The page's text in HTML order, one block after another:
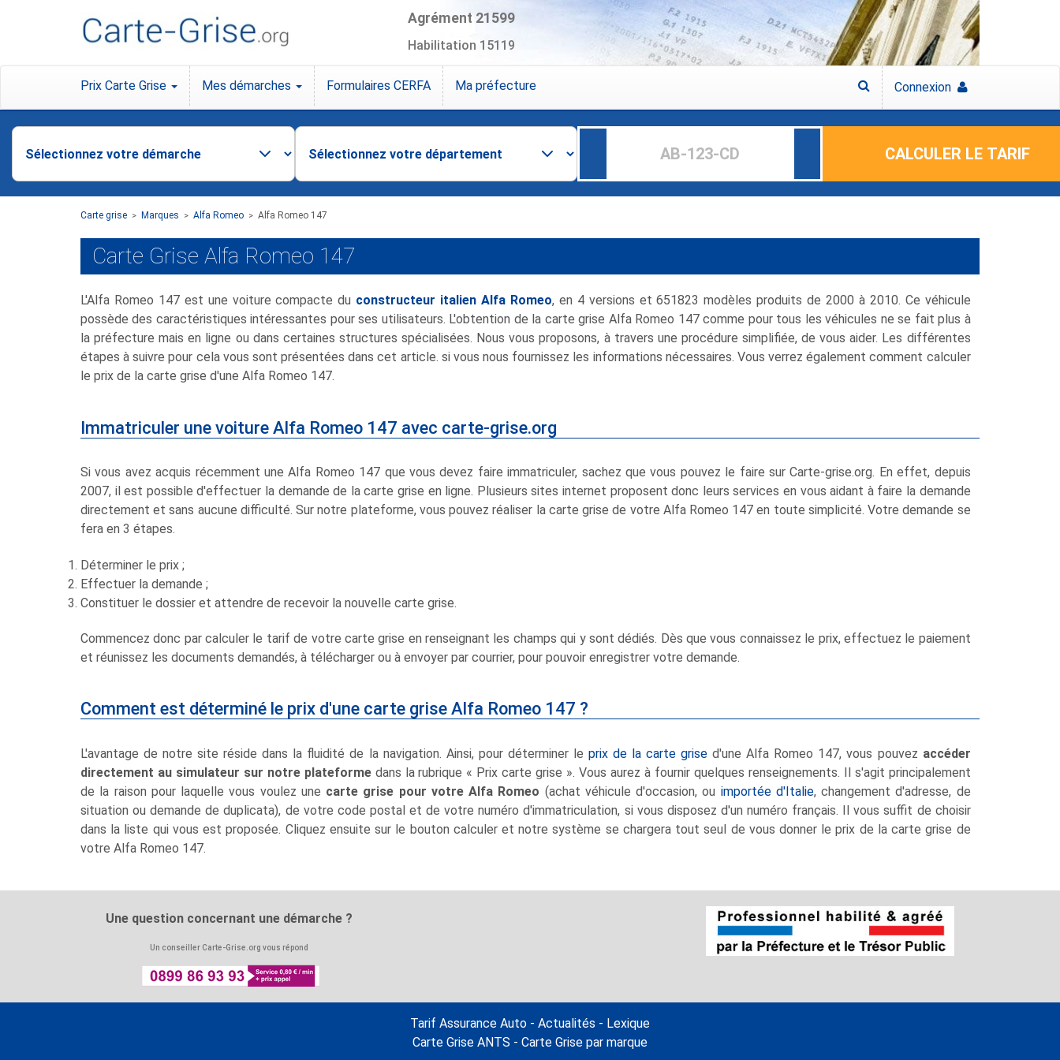
Agrément 21599
Habilitation 15119
Prix Carte Grise Mes démarches Formulaires CERFA Ma préfecture Connexion
CALCULER LE TARIF
Carte grise > Marques > Alfa Romeo > Alfa Romeo 147
Carte Grise Alfa Romeo 147
L'Alfa Romeo 147 est une voiture compacte du constructeur italien Alfa Romeo, en 4 versions et 651823 modèles produits de 2000 à 2010. Ce véhicule
possède des caractéristiques intéressantes pour ses utilisateurs. L'obtention de la carte grise Alfa Romeo 147 comme pour tous les véhicules ne se fait plus à
la préfecture mais en ligne ou dans certaines structures spécialisées. Nous vous proposons, à travers une procédure simplifiée, de vous aider. Les différentes
étapes à suivre pour cela vous sont présentées dans cet article. si vous nous fournissez les informations nécessaires. Vous verrez également comment calculer
le prix de la carte grise d'une Alfa Romeo 147.
Immatriculer une voiture Alfa Romeo 147 avec carte-grise.org
Si vous avez acquis récemment une Alfa Romeo 147 que vous devez faire immatriculer, sachez que vous pouvez le faire sur Carte-grise.org. En effet, depuis
2007, il est possible d'effectuer la demande de la carte grise en ligne. Plusieurs sites internet proposent donc leurs services en vous aidant à faire la demande
directement et sans aucune difficulté. Sur notre plateforme, vous pouvez réaliser la carte grise de votre Alfa Romeo 147 en toute simplicité. Votre demande se
fera en 3 étapes.
Déterminer le prix ;
Effectuer la demande ;
Constituer le dossier et attendre de recevoir la nouvelle carte grise.
Commencez donc par calculer le tarif de votre carte grise en renseignant les champs qui y sont dédiés. Dès que vous connaissez le prix, effectuez le paiement
et réunissez les documents demandés, à télécharger ou à envoyer par courrier, pour pouvoir enregistrer votre demande.
Comment est déterminé le prix d'une carte grise Alfa Romeo 147 ?
L'avantage de notre site réside dans la fluidité de la navigation. Ainsi, pour déterminer le prix de la carte grise d'une Alfa Romeo 147, vous pouvez accéder
directement au simulateur sur notre plateformedans la rubrique « Prix carte grise ». Vous aurez à fournir quelques renseignements. Il s'agit principalement
de la raison pour laquelle vous voulez une carte grise pour votre Alfa Romeo (achat véhicule d'occasion, ou importée d'Italie, changement d'adresse, de
situation ou demande de duplicata), de votre code postal et de votre numéro d'immatriculation, si vous disposez d'un numéro français. Il vous suffit de choisir
dans la liste qui vous est proposée. Cliquez ensuite sur le bouton calculer et notre système se chargera tout seul de vous donner le prix de la carte grise de
votre Alfa Romeo 147.
Une question concernant une démarche ?
Un conseiller Carte-Grise.org vous répond
Tarif Assurance Auto - Actualités - Lexique
Carte Grise ANTS - Carte Grise par marque